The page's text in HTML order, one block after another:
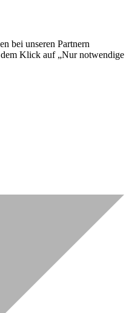
bei unseren Partnern
dem Klick auf „Nur notwendige